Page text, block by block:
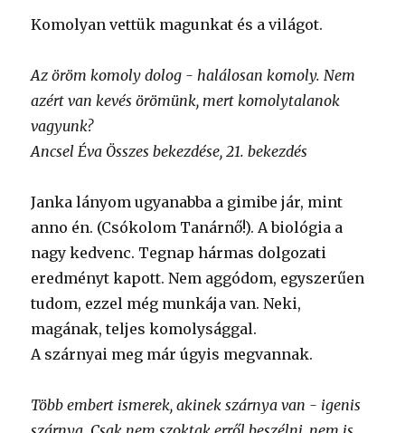
Komolyan vettük magunkat és a világot.
Az öröm komoly dolog - halálosan komoly. Nem
azért van kevés örömünk, mert komolytalanok
vagyunk?
Ancsel Éva Összes bekezdése, 21. bekezdés
Janka lányom ugyanabba a gimibe jár, mint
anno én. (Csókolom Tanárnő!). A biológia a
nagy kedvenc. Tegnap hármas dolgozati
eredményt kapott. Nem aggódom, egyszerűen
tudom, ezzel még munkája van. Neki,
magának, teljes komolysággal.
A szárnyai meg már úgyis megvannak.
Több embert ismerek, akinek szárnya van - igenis